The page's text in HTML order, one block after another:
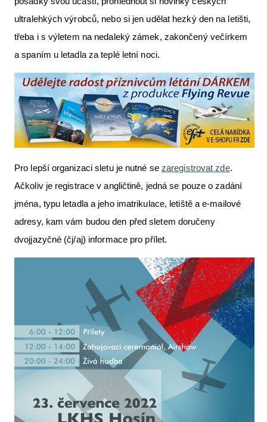
ultralehkých výrobců, nebo si jen udělat hezký den na letišti,
třeba i s výletem na nedaleký zámek, zakončený večírkem
a spaním u letadla za teplé letní noci.
Pro lepší organizaci sletu je nutné se zaregistrovat zde.
Ačkoliv je registrace v angličtině, jedná se pouze o zadání
jména, typu letadla a jeho imatrikulace, letiště a e-mailové
adresy, kam vám budou den před sletem doručeny
dvojjazyčné (čj/aj) informace pro přílet.